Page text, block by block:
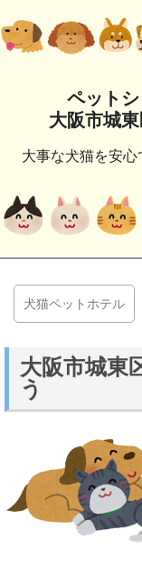
ペット
大阪市城
大事な犬猫を安心
犬猫ペットホテル
大阪市城東
う